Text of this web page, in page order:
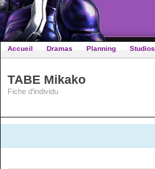
Accueil Dramas Planning Studios
TABE Mikako
Fiche d'individu